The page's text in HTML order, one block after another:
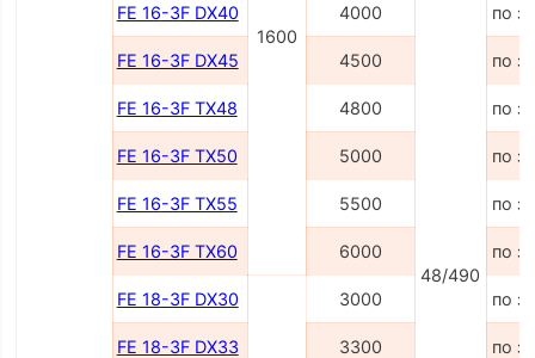
1600
48/490
FE 16-3F DX40 4000 по
FE 16-3F DX45 4500 по
FE 16-3F TX48 4800 по
FE 16-3F TX50 5000 по
FE 16-3F TX55 5500 по
FE 16-3F TX60 6000 по
FE 18-3F DX30 3000 по
FE 18-3F DX33 3300 по